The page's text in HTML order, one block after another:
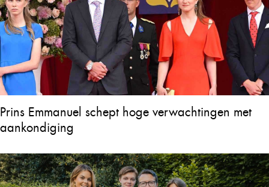
Prins Emmanuel schept hoge verwachtingen met
aankondiging